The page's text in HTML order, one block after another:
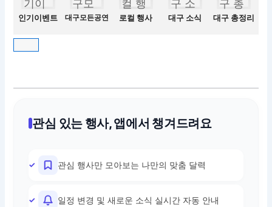
인기이벤트 대구모든공연 로컬 행사 대구 소식 대구 총정리
관심 있는 행사, 앱에서 챙겨드려요
관심 행사만 모아보는 나만의 맞춤 달력
일정 변경 및 새로운 소식 실시간 자동 안내